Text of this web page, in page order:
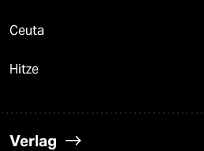
Ceuta
Hitze
Verlag